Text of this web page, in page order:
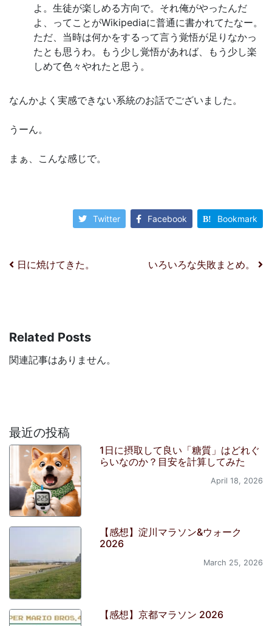
よ。生徒が楽しめる方向で。それ俺がやったんだ
よ、ってことがWikipediaに普通に書かれてたなー。
ただ、当時は何かをするって言う覚悟が足りなかっ
たとも思うわ。もう少し覚悟があれば、もう少し楽
しめて色々やれたと思う。
なんかよく実感できない系統のお話でございました。
うーん。
まぁ、こんな感じで。
Twitter Facebook Bookmark
投稿ナビゲーション
日に焼けてきた。 いろいろな失敗まとめ。
Related Posts
関連記事はありません。
最近の投稿
1日に摂取して良い「糖質」はどれぐ
らいなのか？目安を計算してみた
April 18, 2026
【感想】淀川マラソン&ウォーク
2026
March 25, 2026
【感想】京都マラソン 2026